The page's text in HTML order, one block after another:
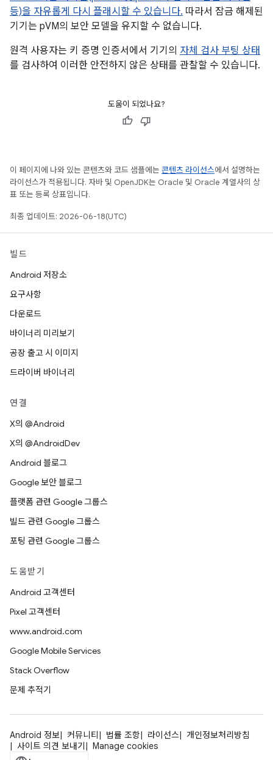
등)을 자유롭게 다시 플래시할 수 있습니다. 따라서 잠금 해제된
기기는 pVM의 보안 모델을 유지할 수 없습니다.
원격 사용자는 키 증명 인증서에서 기기의 자체 검사 부팅 상태
를 검사하여 이러한 안전하지 않은 상태를 관찰할 수 있습니다.
도움이 되었나요?
이 페이지에 나와 있는 콘텐츠와 코드 샘플에는 콘텐츠 라이선스에서 설명하는
라이선스가 적용됩니다. 자바 및 OpenJDK는 Oracle 및 Oracle 계열사의 상
표 또는 등록 상표입니다.
최종 업데이트: 2026-06-18(UTC)
빌드
Android 저장소
요구사항
다운로드
바이너리 미리보기
공장 출고 시 이미지
드라이버 바이너리
연결
X의 @Android
X의 @AndroidDev
Android 블로그
Google 보안 블로그
플랫폼 관련 Google 그룹스
빌드 관련 Google 그룹스
포팅 관련 Google 그룹스
도움받기
Android 고객센터
Pixel 고객센터
www.android.com
Google Mobile Services
Stack Overflow
문제 추적기
Android 정보 커뮤니티 법률 조항 라이선스
개인정보처리방침
사이트 의견 보내기
Manage cookies